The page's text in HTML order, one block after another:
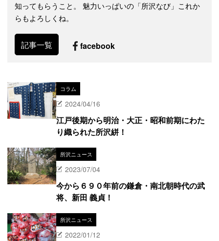
知ってもらうこと。 魅力いっぱいの「所沢なび」これか
らもよろしくね。
記事一覧 facebook
コラム
2024/04/16
江戸後期から明治・大正・昭和前期にわた
り織られた所沢絣！
所沢ニュース
2023/07/04
今から６９０年前の鎌倉・南北朝時代の武
将、新田 義貞！
所沢ニュース
2022/01/12